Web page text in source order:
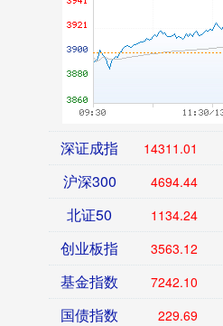
深证成指 14311.01
沪深300 4694.44
北证50 1134.24
创业板指 3563.12
基金指数 7242.10
国债指数 229.69